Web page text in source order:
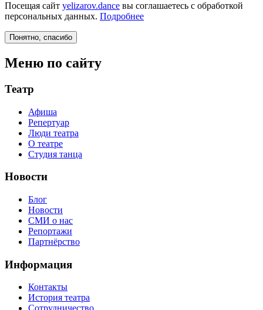
Посещая сайт yelizarov.dance вы соглашаетесь с обработкой
персональных данных. Подробнее
Понятно , спасибо
Меню по сайту
Театр
Афиша
Репертуар
Люди театра
О театре
Студия танца
Новости
Блог
Новости
СМИ о нас
Репортажи
Партнёрство
Информация
Контакты
История театра